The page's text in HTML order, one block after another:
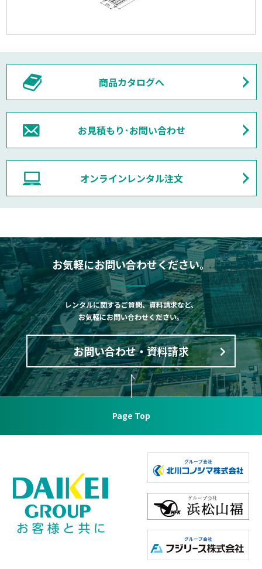
商品カタログへ
お見積もり･お問い合わせ
オンラインレンタル注文
お気軽にお問い合わせください。
レンタルに関するご質問、資料請求など、
お気軽にお問い合わせください。
お問い合わせ・資料請求
Page Top